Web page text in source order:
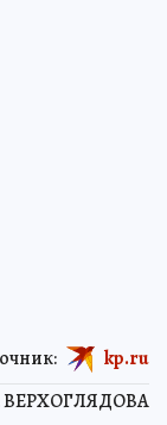
ВЕРХОГЛЯДОВА
kp.ru